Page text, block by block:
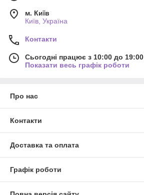
м. Київ
Київ, Україна
Контакти
Сьогодні працює з 10:00 до 19:00
Показати весь графік роботи
Про нас
Контакти
Доставка та оплата
Графік роботи